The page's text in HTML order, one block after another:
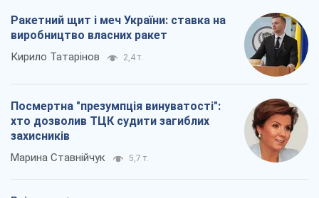
Ракетний щит і меч України: ставка на
виробництво власних ракет
Кирило Татарінов 2,4 т.
Посмертна "презумпція винуватості":
хто дозволив ТЦК судити загиблих
захисників
Марина Ставнійчук 5,7 т.